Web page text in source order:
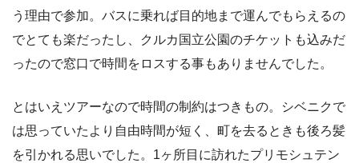
う理由で参加。バスに乗れば目的地まで運んでもらえるの
でとても楽だったし、クルカ国立公園のチケットも込みだ
ったので窓口で時間をロスする事もありませんでした。
とはいえツアーなので時間の制約はつきもの。シベニクで
は思っていたより自由時間が短く、町を去るときも後ろ髪
を引かれる思いでした。1ヶ所目に訪れたプリモシュテン